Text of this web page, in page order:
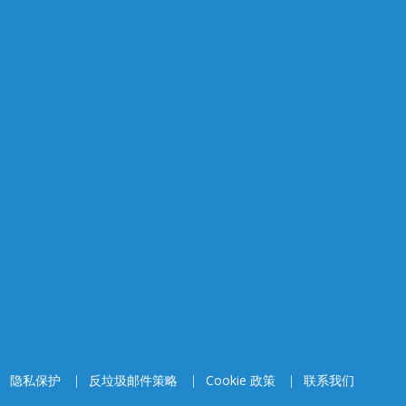
隐私保护 | 反垃圾邮件策略 | Cookie 政策 | 联系我们